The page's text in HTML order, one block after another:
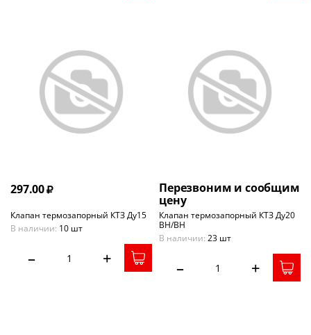
297.00
Клапан термозапорный КТЗ Ду15
В наличии: 10 шт
– +
Перезвоним и сообщим
цену
Клапан термозапорный КТЗ Ду20
ВН/ВН
В наличии: 23 шт
– +